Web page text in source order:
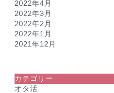
2022年4月
2022年3月
2022年2月
2022年1月
2021年12月
カテゴリー
オタ活